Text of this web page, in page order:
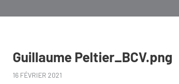
Guillaume Peltier_BCV.png
16 FÉVRIER 2021